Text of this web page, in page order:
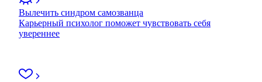
Вылечить синдром самозванца
Карьерный психолог поможет чувствовать себя
увереннее